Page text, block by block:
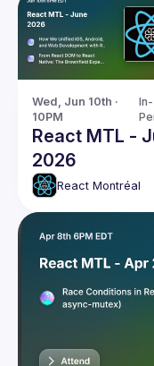
Wed, Jun 10th ·
10PM
In-
React MTL -
2026
React Montréal